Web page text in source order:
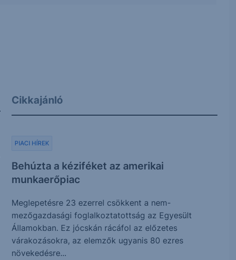
Cikkajánló
Behúzta a kéziféket az amerikai
munkaerőpiac
PIACI HÍREK
Meglepetésre 23 ezerrel csökkent a nem-
mezőgazdasági foglalkoztatottság az Egyesült
Államokban. Ez jócskán rácáfol az előzetes
várakozásokra, az elemzők ugyanis 80 ezres
növekedésre...